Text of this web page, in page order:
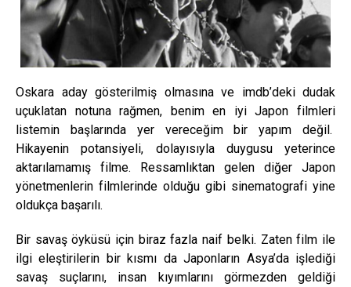
Oskara aday gösterilmiş olmasına ve imdb’deki dudak
uçuklatan notuna rağmen, benim en iyi Japon filmleri
listemin başlarında yer vereceğim bir yapım değil.
Hikayenin potansiyeli, dolayısıyla duygusu yeterince
aktarılamamış filme. Ressamlıktan gelen diğer Japon
yönetmenlerin filmlerinde olduğu gibi sinematografi yine
oldukça başarılı.
Bir savaş öyküsü için biraz fazla naif belki. Zaten film ile
ilgi eleştirilerin bir kısmı da Japonların Asya’da işlediği
savaş suçlarını, insan kıyımlarını görmezden geldiği